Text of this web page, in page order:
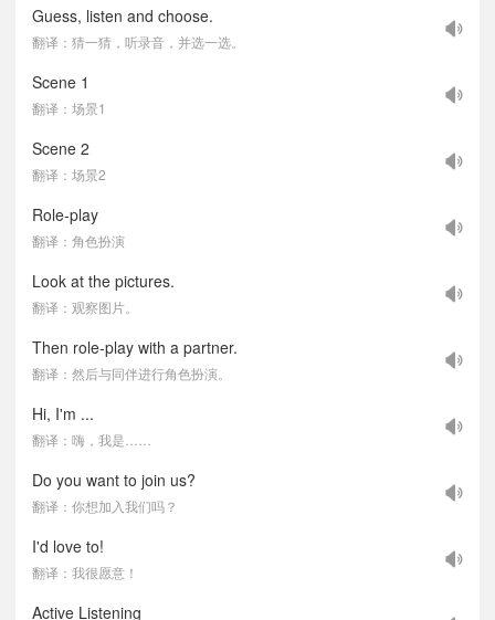
Guess, listen and choose.
翻译：猜一猜，听录音，并选一选。
Scene 1
翻译：场景1
Scene 2
翻译：场景2
Role-play
翻译：角色扮演
Look at the pictures.
翻译：观察图片。
Then role-play with a partner.
翻译：然后与同伴进行角色扮演。
Hi, I'm ...
翻译：嗨，我是……
Do you want to join us?
翻译：你想加入我们吗？
I'd love to!
翻译：我很愿意！
Active Listening